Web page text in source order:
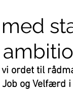
med
ordet til
og Velfærd